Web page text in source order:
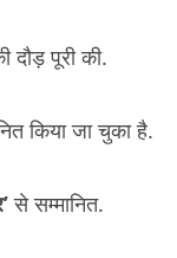
दौड़ पूरी की.
किया जा चुका है.
से सम्मानित.